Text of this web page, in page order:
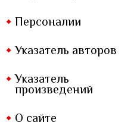
Персоналии
Указатель авторов
Указатель
произведений
О сайте